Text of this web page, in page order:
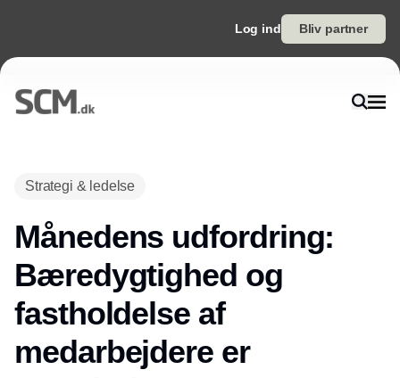
Log ind Bliv partner
Strategi & ledelse
Månedens udfordring:
Bæredygtighed og
fastholdelse af
medarbejdere er